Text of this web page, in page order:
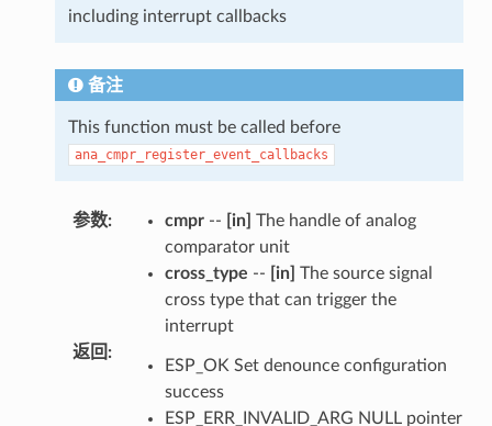
including interrupt callbacks
备注
This function must be called before
ana_cmpr_register_event_callbacks
参数: cmpr-- [in] The handle of analog
comparator unit
cross_type -- [in] The source signal
cross type that can trigger the
interrupt
返回 :
ESP_OK Set denounce configuration
success
ESP_ERR_INVALID_ARG NULL pointer